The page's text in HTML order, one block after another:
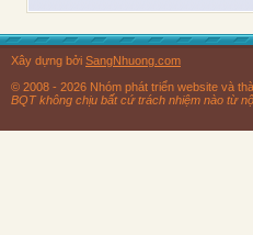
Xây dựng bởi SangNhuong.com
© 2008 - 2026 Nhóm phát triển website và
BQT không chịu bất cứ trách nhiệm nào từ